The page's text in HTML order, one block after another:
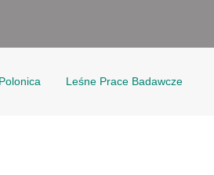
Leśne Prace Badawcze